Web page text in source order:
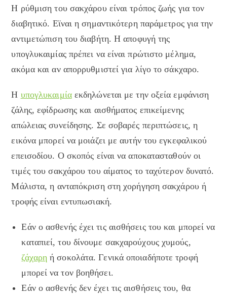
Η ρύθμιση του σακχάρου είναι τρόπος ζωής για τον
διαβητικό. Εϊναι η σημαντικότερη παράμετρος για την
αντιμετώπιση του διαβήτη. Η αποφυγή της
υπογλυκαιμίας πρέπει να είναι πρώτιστο μέλημα,
ακόμα και αν απορρυθμιστεί για λίγο το σάκχαρο.
Η υπογλυκαιμίαεκδηλώνεται με την οξεία εμφάνιση
ζάλης, εφίδρωσης και αισθήματος επικείμενης
απώλειας συνείδησης. Σε σοβαρές περιπτώσεις, η
εικόνα μπορεί να μοιάζει με αυτήν του εγκεφαλικού
επεισοδίου. Ο σκοπός είναι να αποκατασταθούν οι
τιμές του σακχάρου του αίματος το ταχύτερον δυνατό.
Μάλιστα, η ανταπόκριση στη χορήγηση σακχάρου ή
τροφής είναι εντυπωσιακή.
Εάν ο ασθενής έχει τις αισθήσεις του και μπορεί να
καταπιεί, του δίνουμε σακχαρούχους χυμούς,
ζάχαρη ή σοκολάτα. Γενικά οποιαδήποτε τροφή
μπορεί να τον βοηθήσει.
Εάν ο ασθενής δεν έχει τις αισθήσεις του, θα